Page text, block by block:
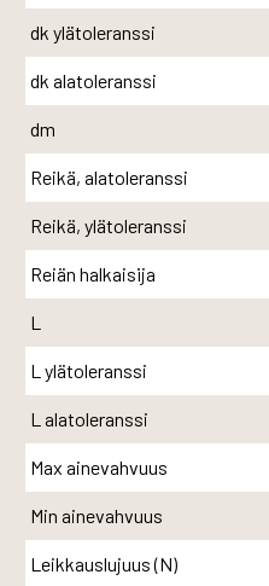
dk ylätoleranssi
dk alatoleranssi
dm
Reikä, alatoleranssi
Reikä, ylätoleranssi
Reiän halkaisija
L
L ylätoleranssi
L alatoleranssi
Max ainevahvuus
Min ainevahvuus
Leikkauslujuus (N)